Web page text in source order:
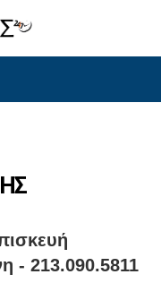
- 213.090.5811